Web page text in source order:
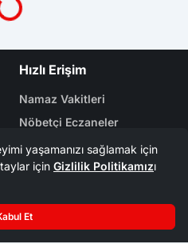
Hızlı Erişim
Namaz Vakitleri
Nöbetçi Eczaneler
Yol Durumu
Arşiv
Kategoriler